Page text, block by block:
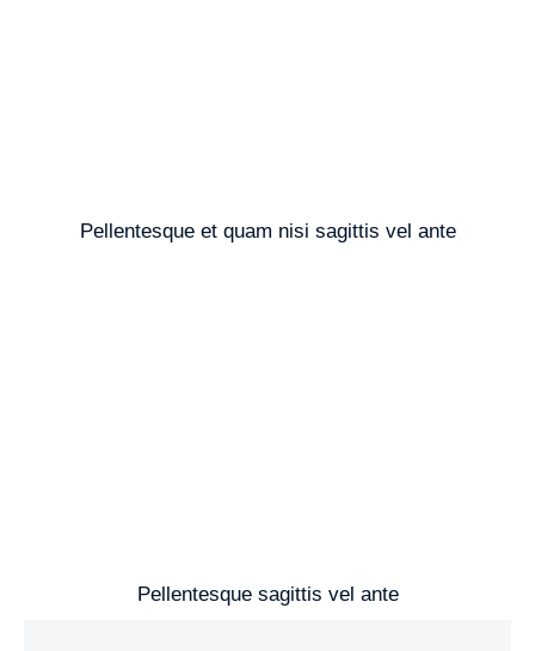
Pellentesque et quam nisi sagittis vel ante
Pellentesque sagittis vel ante